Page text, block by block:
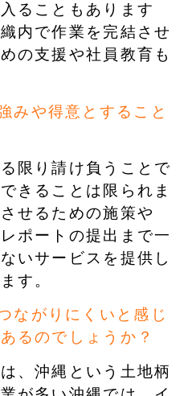
ることもあります
内で作業を完結させ
の支援や社員教育も
みや得意とすること
限り請け負うことで
きることは限られま
せるための施策や
ポートの提出まで一
いサービスを提供し
す。
ながりにくいと感じ
るのでしょうか？
、沖縄という土地柄